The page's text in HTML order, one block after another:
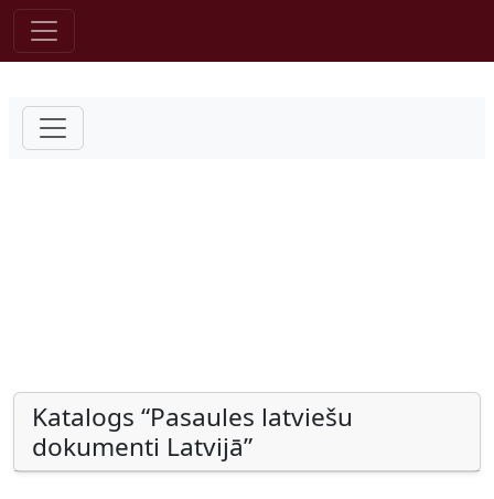
Pāriet uz saturu
Katalogs “Pasaules latviešu
dokumenti Latvijā”